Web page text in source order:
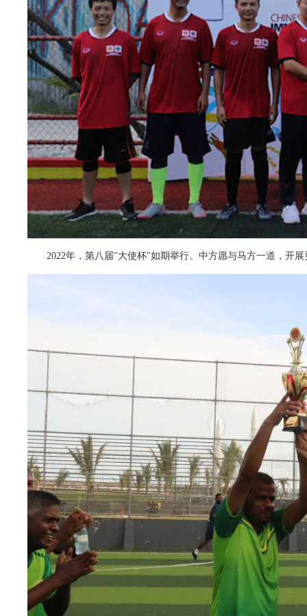
2022年，第八届"大使杯"如期举行。中方愿与马方一道，开